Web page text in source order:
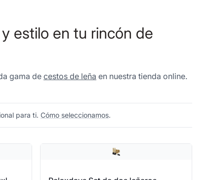
estilo en tu rincón de
gama de cestos de leña en nuestra tienda online.
para ti. Cómo seleccionamos.